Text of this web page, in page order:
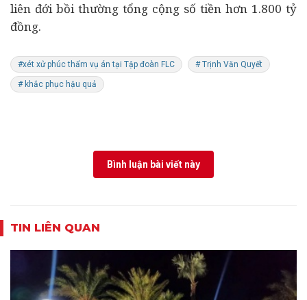
liên đới bồi thường tổng cộng số tiền hơn 1.800 tỷ
đồng.
#xét xử phúc thẩm vụ án tại Tập đoàn FLC # Trịnh Văn Quyết
# khắc phục hậu quả
Bình luận bài viết này
TIN LIÊN QUAN